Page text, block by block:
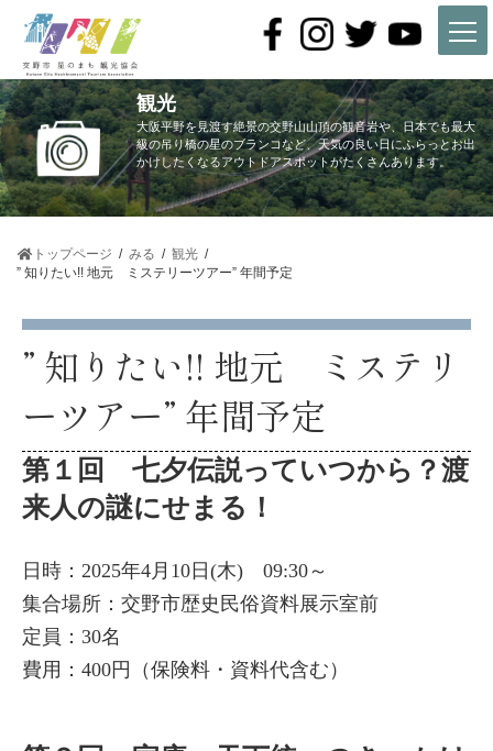
ツ
へ
ス
キ
ッ
プ
シ
ョ
ン
に
移
動
観光
大阪平野を見渡す絶景の交野山山頂の観音岩や、日本でも最大
級の吊り橋の星のブランコなど、天気の良い日にふらっとお出
かけしたくなるアウトドアスポットがたくさんあります。
トップページ みる
観光
” 知りたい!! 地元 ミステリーツアー” 年間予定
” 知りたい!! 地元 ミステリ
ーツアー” 年間予定
第１回 七夕伝説っていつから？渡
来人の謎にせまる！
日時：2025年4月10日(木) 09:30～
集合場所：交野市歴史民俗資料展示室前
定員：30名
費用：400円（保険料・資料代含む）